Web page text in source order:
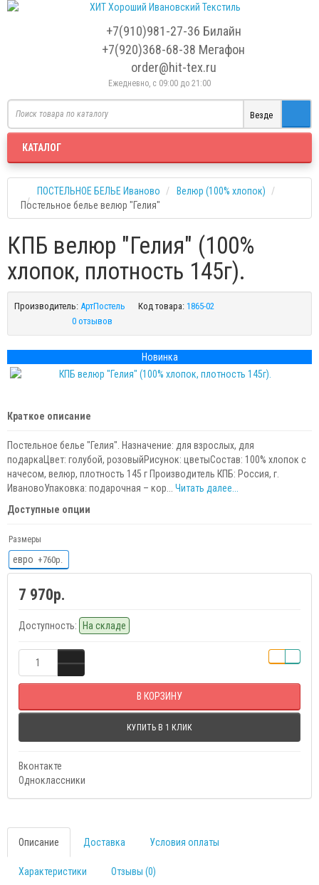
+7(910)981-27-36 Билайн
+7(920)368-68-38 Мегафон
order@hit-tex.ru
Ежедневно, с 09:00 до 21:00
Везде
КАТАЛОГ
ПОСТЕЛЬНОE БЕЛЬE Иваново
Велюр (100% хлопок)
Постельное белье велюр "Гелия"
КПБ велюр "Гелия" (100%
хлопок, плотность 145г).
Производитель: АртПостель Код товара: 1865-02
0 отзывов
Новинка
Краткое описание
Постельное белье "Гелия". Назначение: для взрослых, для
подаркаЦвет: голубой, розовыйРисунок: цветыСостав: 100% хлопок с
начесом, велюр, плотность 145 г Производитель КПБ: Россия, г.
ИвановоУпаковка: подарочная – кор... Читать далее...
Доступные опции
Размеры
евро +760р.
7 970р.
Доступность: На складе
В КОРЗИНУ
КУПИТЬ В 1 КЛИК
Вконтакте
Одноклассники
Описание Доставка Условия оплаты
Характеристики Отзывы (0)